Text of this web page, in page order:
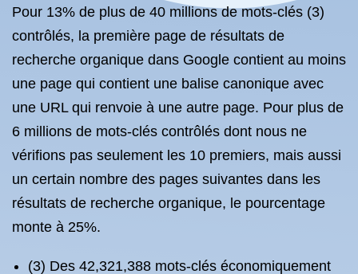
Pour 13% de plus de 40 millions de mots-clés (3)
contrôlés, la première page de résultats de
recherche organique dans Google contient au moins
une page qui contient une balise canonique avec
une URL qui renvoie à une autre page. Pour plus de
6 millions de mots-clés contrôlés dont nous ne
vérifions pas seulement les 10 premiers, mais aussi
un certain nombre des pages suivantes dans les
résultats de recherche organique, le pourcentage
monte à 25%.
(3) Des 42,321,388 mots-clés économiquement